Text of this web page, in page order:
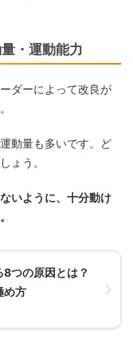
・運動能力
ダーによって改良が
動量も多いです。ど
ょう。
いように、十分動け
つの原因とは？
め方